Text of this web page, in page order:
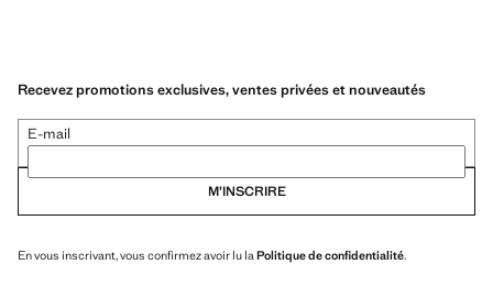
Recevez promotions exclusives, ventes privées et nouveautés
E-mail
M’INSCRIRE
En vous inscrivant, vous confirmez avoir lu la Politique de confidentialité.